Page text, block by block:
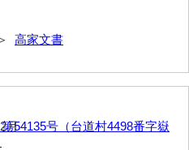
高家文書
54135号（台道村4498番字嶽
月